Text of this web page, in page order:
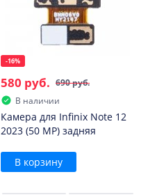
-16%
690 руб.
580 руб.
В наличии
Камера для Infinix Note 12
2023 (50 MP) задняя
В корзину